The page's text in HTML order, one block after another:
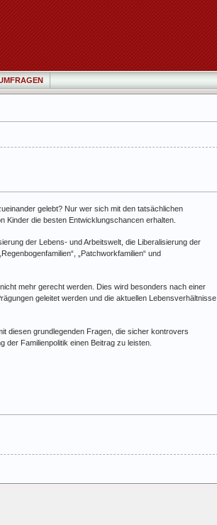
gelebt? Nur wer sich mit den tatsächlichen
Kinder die besten Entwicklungschancen erhalten.
der Lebens- und Arbeitswelt, die Liberalisierung der
„Patchworkfamilien“ und
mehr gerecht werden. Dies wird besonders nach einer
geleitet werden und die aktuellen Lebensverhältnisse
diesen grundlegenden Fragen, die sicher kontrovers
Familienpolitik einen Beitrag zu leisten.